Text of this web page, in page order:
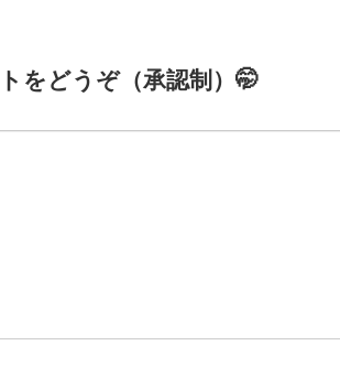
をどうぞ（承認制）🤭